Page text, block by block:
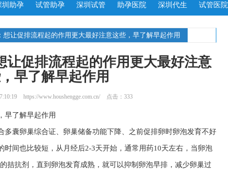
圳助孕 试管助孕 深圳试管 助孕医院 深圳代生 试管医院
想让促排流程起的作用更大最好注意这些，早了解早起作用
让促排流程起的作用更大最好注意
早了解早起作用
https://www.houshengge.com.cn/ 点击：333
早了解早起作用
多囊卵巢综合证、卵巢储备功能下降、之前促排卵时卵泡发育不好
时间也比较短，从月经后2-3天开始，通常用药10天左右，当卵泡
拮抗剂，直到卵泡发育成熟，就可以抑制卵泡早排，减少卵巢过